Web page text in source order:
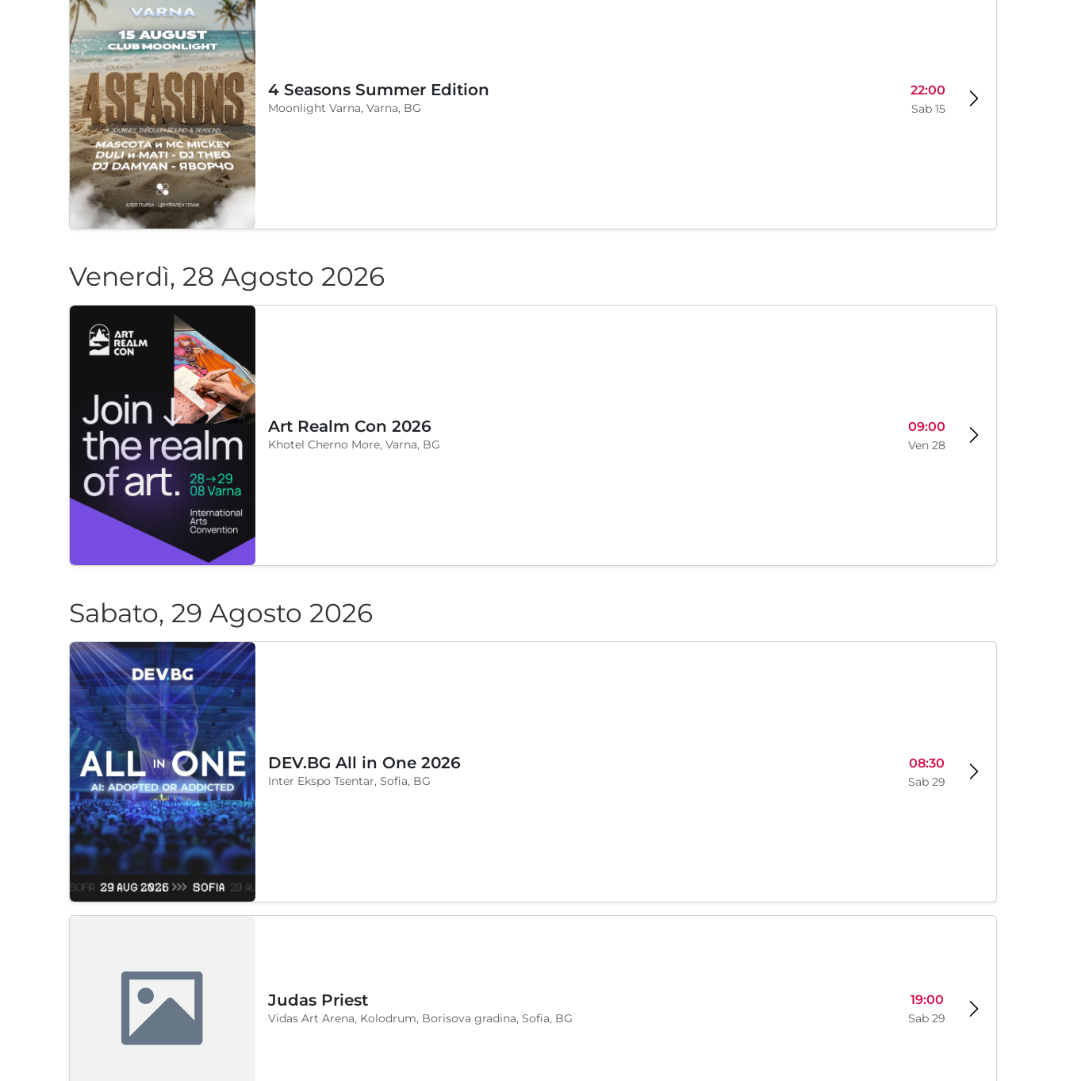
4 Seasons Summer Edition
Moonlight Varna, Varna, BG
22:00
Sab 15
Venerdì, 28 Agosto 2026
Art Realm Con 2026
Khotel Cherno More, Varna, BG
09:00
Ven 28
Sabato, 29 Agosto 2026
DEV.BG All in One 2026
Inter Ekspo Tsentar, Sofia, BG
08:30
Sab 29
Judas Priest
Vidas Art Arena, Kolodrum, Borisova gradina, Sofia, BG
19:00
Sab 29